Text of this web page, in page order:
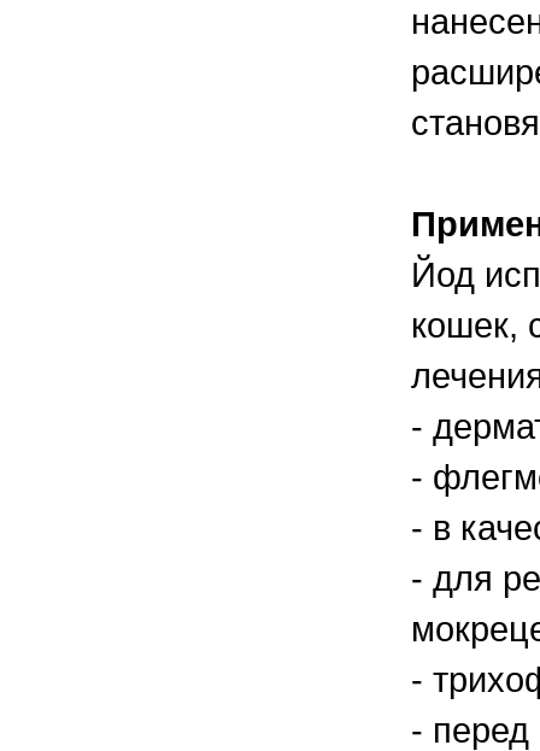
Йод
кошек,
-
-
- в
- для
-
- перед